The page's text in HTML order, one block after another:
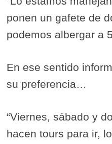
ponen un gafete de
podemos albergar a
En ese sentido
su preferencia…
“Viernes, sábado y
hacen tours para ir,